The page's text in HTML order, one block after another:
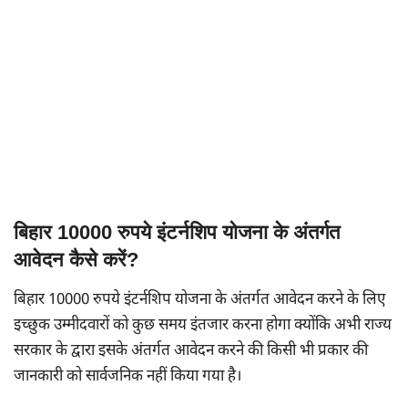
बिहार 10000 रुपये इंटर्नशिप योजना के अंतर्गत
आवेदन कैसे करें?
बिहार 10000 रुपये इंटर्नशिप योजना के अंतर्गत आवेदन करने के लिए
इच्छुक उम्मीदवारों को कुछ समय इंतजार करना होगा क्योंकि अभी राज्य
सरकार के द्वारा इसके अंतर्गत आवेदन करने की किसी भी प्रकार की
जानकारी को सार्वजनिक नहीं किया गया है।